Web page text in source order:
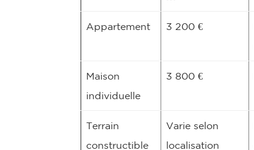
Appartement 3 200 €
Maison
individuelle
3 800 €
Terrain
constructible
Varie selon
localisation